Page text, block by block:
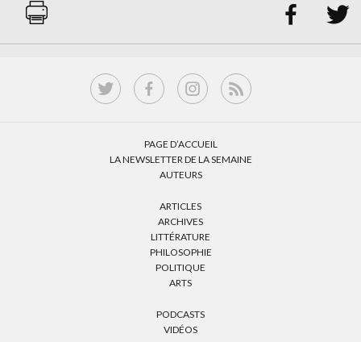
 
PAGE D’ACCUEIL
LA NEWSLETTER DE LA SEMAINE
AUTEURS
ARTICLES
ARCHIVES
LITTÉRATURE
PHILOSOPHIE
POLITIQUE
ARTS
PODCASTS
VIDÉOS